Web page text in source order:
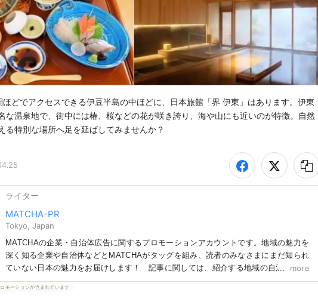
どでアクセスできる伊豆半島の中ほどに、日本旅館「界 伊東」はあります。伊東
な温泉地で、街中には椿、桜などの花が咲き誇り、海や山にも近いのが特徴。自然
る特別な場所へ足を延ばしてみませんか？
ライター
MATCHA-PR
Tokyo, Japan
MATCHAの企業・自治体広告に関するプロモーションアカウントです。地域の魅力を
深く知る企業や自治体などとMATCHAがタッグを組み、読者のみなさまにまだ知られ
ていない日本の魅力をお届けします！ 記事に関しては、紹介する地域の自治体や企
業などから得た情報をもとに作成しています。
more
モーションが含まれています